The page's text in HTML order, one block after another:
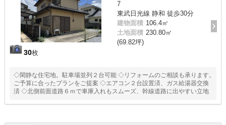
30枚
7
東武日光線 静和 徒歩30分
建物面積 106.4㎡
土地面積 230.80㎡
(69.82坪)
◇閑静な住宅地。駐車場並列２台可能 ◇リフォームのご相談も承ります。
ご予算に合ったプランをご提案 ◇エアコン２台設置済、ガス給湯器交換
済 ◇北側前面道路６ｍで車庫入れもスムーズ、幹線道路に出やすい立地